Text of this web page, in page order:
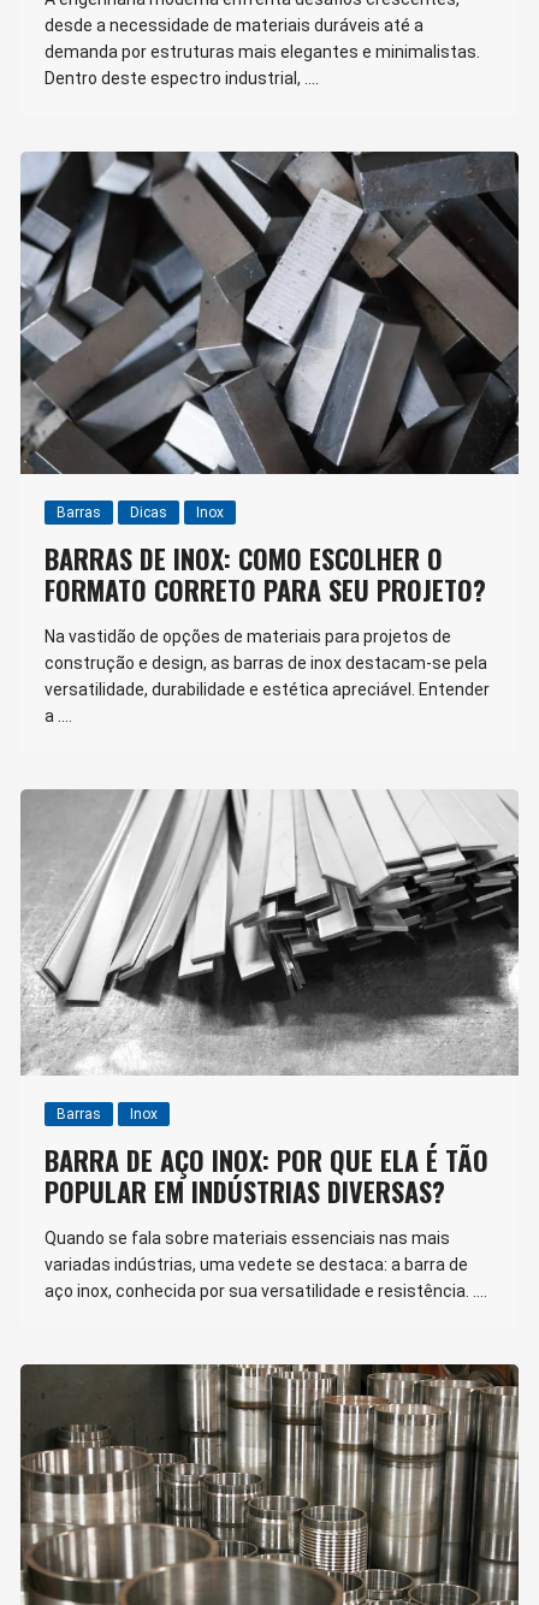
desde a necessidade de materiais duráveis até a
demanda por estruturas mais elegantes e minimalistas.
Dentro deste espectro industrial, ….
Barras Dicas Inox
BARRAS DE INOX: COMO ESCOLHER O
FORMATO CORRETO PARA SEU PROJETO?
Na vastidão de opções de materiais para projetos de
construção e design, as barras de inox destacam-se pela
versatilidade, durabilidade e estética apreciável. Entender
a ….
Barras Inox
BARRA DE AÇO INOX: POR QUE ELA É TÃO
POPULAR EM INDÚSTRIAS DIVERSAS?
Quando se fala sobre materiais essenciais nas mais
variadas indústrias, uma vedete se destaca: a barra de
aço inox, conhecida por sua versatilidade e resistência. ….